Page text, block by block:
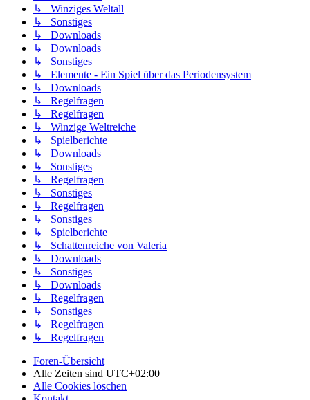
↳ Winziges Weltall
↳ Sonstiges
↳ Downloads
↳ Downloads
↳ Sonstiges
↳ Elemente - Ein Spiel über das Periodensystem
↳ Downloads
↳ Regelfragen
↳ Regelfragen
↳ Winzige Weltreiche
↳ Spielberichte
↳ Downloads
↳ Sonstiges
↳ Regelfragen
↳ Sonstiges
↳ Regelfragen
↳ Sonstiges
↳ Spielberichte
↳ Schattenreiche von Valeria
↳ Downloads
↳ Sonstiges
↳ Downloads
↳ Regelfragen
↳ Sonstiges
↳ Regelfragen
↳ Regelfragen
Foren-Übersicht
Alle Zeiten sind UTC+02:00
Alle Cookies löschen